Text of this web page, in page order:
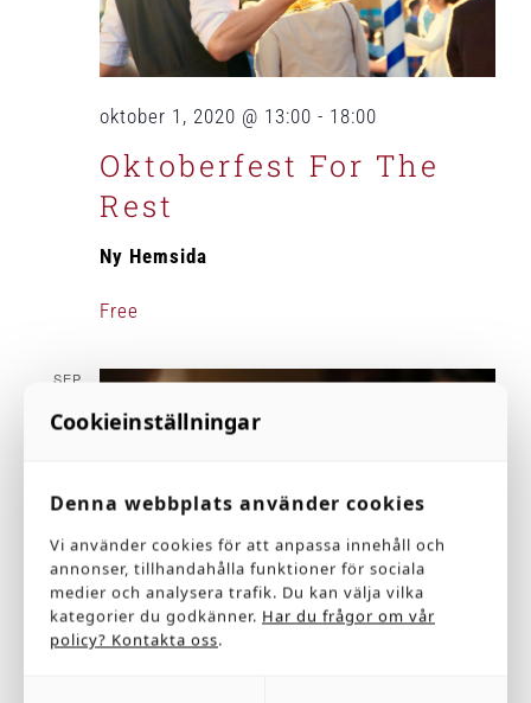
oktober 1, 2020 @ 13:00 - 18:00
Oktoberfest For The
Rest
Ny Hemsida
Free
SEP
2020
september 28, 2020 @ 13:00-19:00
Cookieinställningar
Denna webbplats använder cookies
Vi använder cookies för att anpassa innehåll och
annonser, tillhandahålla funktioner för sociala
medier och analysera trafik. Du kan välja vilka
kategorier du godkänner. Har du frågor om vår
policy? Kontakta oss.